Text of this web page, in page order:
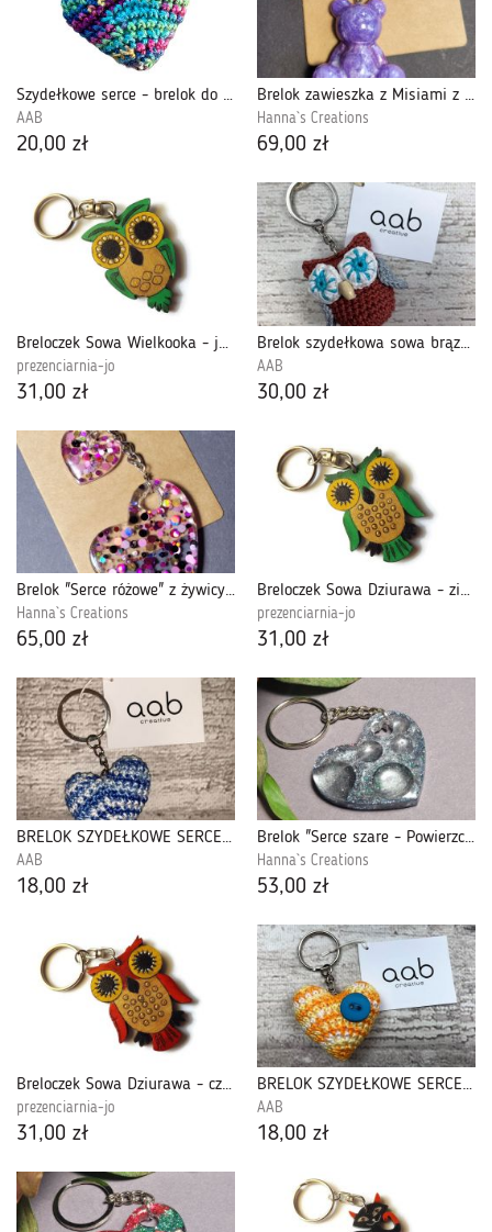
Szydełkowe serce - brelok do kluczy (425557)
AAB
20,00 zł
Brelok zawieszka z Misiami z żywicy do kluczy, torebki, plecaka
Hanna`s Creations
69,00 zł
Breloczek Sowa Wielkooka - jasna zieleń
prezenciarnia-jo
31,00 zł
Brelok szydełkowa sowa brązowa
AAB
30,00 zł
Brelok "Serce różowe" z żywicy do kluczy torebki plecaka
Hanna`s Creations
65,00 zł
Breloczek Sowa Dziurawa - zieleń jasna
prezenciarnia-jo
31,00 zł
BRELOK SZYDEŁKOWE SERCE niebieski melanż
AAB
18,00 zł
Brelok "Serce szare - Powierzchnia Księżyca" z żywicy do kluczy torebki plecaka
Hanna`s Creations
53,00 zł
Breloczek Sowa Dziurawa - czerwona
prezenciarnia-jo
31,00 zł
BRELOK SZYDEŁKOWE SERCE żółty melanż
AAB
18,00 zł